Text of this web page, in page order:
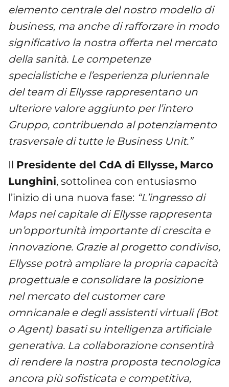
elemento centrale del nostro modello di
business, ma anche di rafforzare in modo
significativo la nostra offerta nel mercato
della sanità. Le competenze
specialistiche e l’esperienza pluriennale
del team di Ellysse rappresentano un
ulteriore valore aggiunto per l’intero
Gruppo, contribuendo al potenziamento
trasversale di tutte le Business Unit.”
Il Presidente del CdA di Ellysse, Marco
Lunghini, sottolinea con entusiasmo
l’inizio di una nuova fase: “L’ingresso di
Maps nel capitale di Ellysse rappresenta
un’opportunità importante di crescita e
innovazione. Grazie al progetto condiviso,
Ellysse potrà ampliare la propria capacità
progettuale e consolidare la posizione
nel mercato del customer care
omnicanale e degli assistenti virtuali (Bot
o Agent) basati su intelligenza artificiale
generativa. La collaborazione consentirà
di rendere la nostra proposta tecnologica
ancora più sofisticata e competitiva,